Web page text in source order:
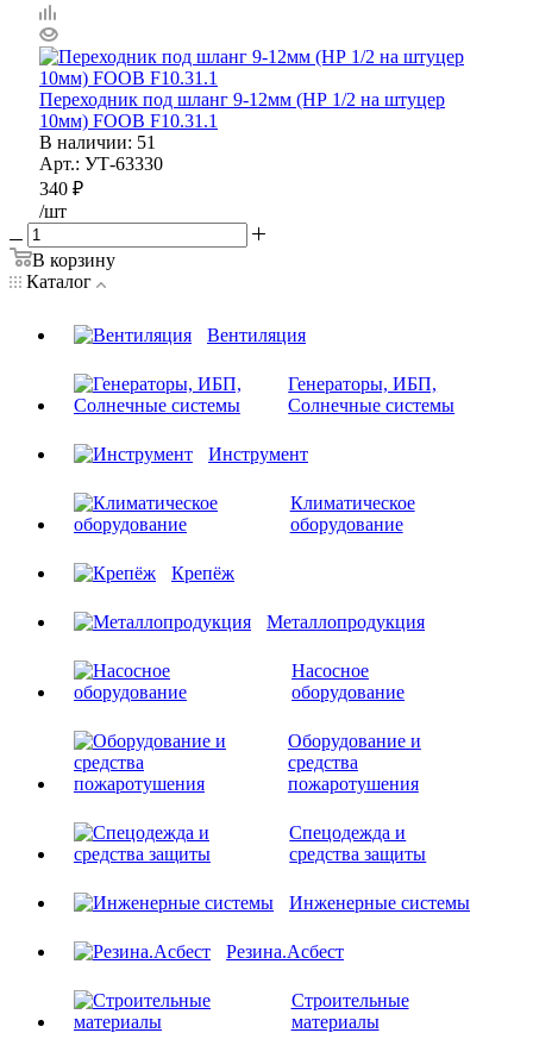
Переходник под шланг 9-12мм (НР 1/2 на штуцер
10мм) FOOB F10.31.1
В наличии: 51
Арт.: УТ-63330
340 ₽
/шт
В корзину
Каталог
Вентиляция
Генераторы, ИБП,
Солнечные системы
Инструмент
Климатическое
оборудование
Крепёж
Металлопродукция
Насосное
оборудование
Оборудование и
средства
пожаротушения
Спецодежда и
средства защиты
Инженерные системы
Резина.Асбест
Строительные
материалы